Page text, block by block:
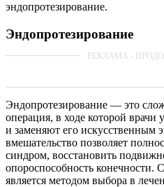
эндопротезирование.
Эндопротезирование
Эндопротезирование — это
операция, в ходе которой врачи
и заменяют его искусственным
вмешательство позволяет
синдром, восстановить
опороспособность конечности.
является методом выбора в